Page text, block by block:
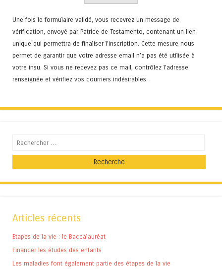
Une fois le formulaire validé, vous recevrez un message de
vérification, envoyé par Patrice de Testamento, contenant un lien
unique qui permettra de finaliser l'inscription. Cette mesure nous
permet de garantir que votre adresse email n’a pas été utilisée à
votre insu. Si vous ne recevez pas ce mail, contrôlez l’adresse
renseignée et vérifiez vos courriers indésirables.
Recherche
Articles récents
Etapes de la vie : le Baccalauréat
Financer les études des enfants
Les maladies font également partie des étapes de la vie